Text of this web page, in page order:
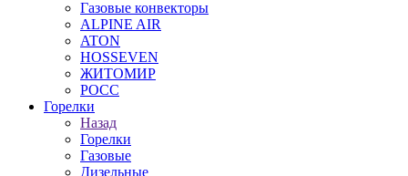
Газовые конвекторы
ALPINE AIR
ATON
HOSSEVEN
ЖИТОМИР
РОСС
Горелки
Назад
Горелки
Газовые
Дизельные